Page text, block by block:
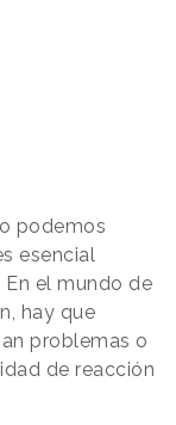
podemos
esencial
el mundo de
hay que
problemas o
de reacción